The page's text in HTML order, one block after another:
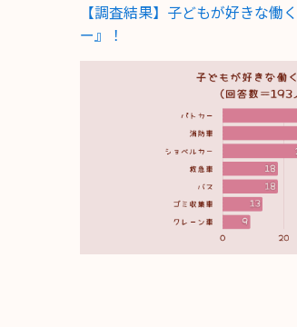
【調査結果】子どもが好きな働
ー』！